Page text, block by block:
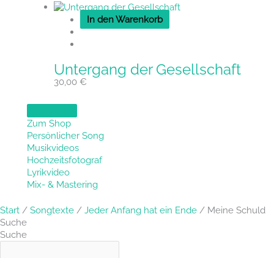
In den Warenkorb
Untergang der Gesellschaft
30,00 €
Zum Shop
Persönlicher Song
Musikvideos
Hochzeitsfotograf
Lyrikvideo
Mix- & Mastering
Start / Songtexte / Jeder Anfang hat ein Ende / Meine Schuld
Suche
Suche